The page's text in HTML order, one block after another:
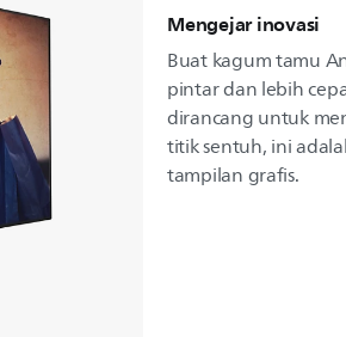
Mengejar inovasi
Buat kagum tamu
pintar dan lebih
dirancang untuk
titik sentuh, ini
tampilan grafis.